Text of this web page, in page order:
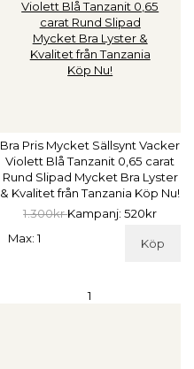
Bra Pris Mycket Sällsynt Vacker
Violett Blå Tanzanit 0,65 carat
Rund Slipad Mycket Bra Lyster
& Kvalitet från Tanzania Köp Nu!
1.300krKampanj: 520kr
Köp
Max: 1
1